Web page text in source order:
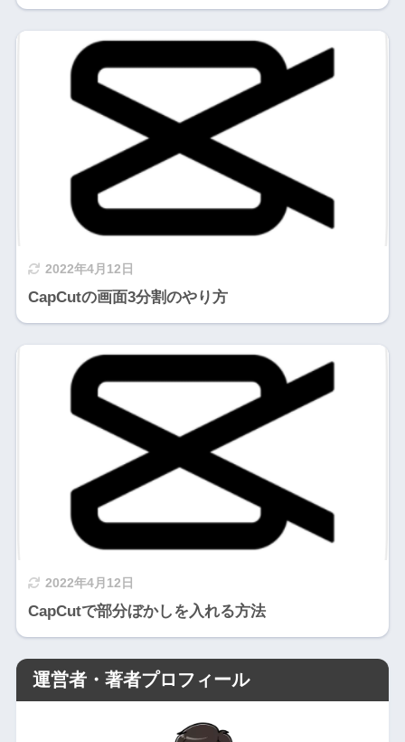
2022年4月12日
CapCutの画面3分割のやり方
2022年4月12日
CapCutで部分ぼかしを入れる方法
運営者・著者プロフィール